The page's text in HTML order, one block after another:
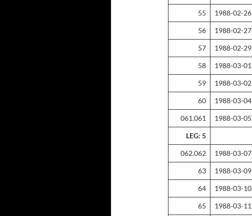
55 1988-02-26
56 1988-02-27
57 1988-02-29
58 1988-03-01
59 1988-03-02
60 1988-03-04
061.061 1988-03-05
LEG: 5
062.062 1988-03-07
63 1988-03-09
64 1988-03-10
65 1988-03-11